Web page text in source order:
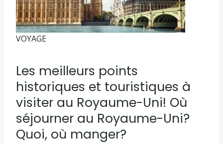
VOYAGE
Les meilleurs points
historiques et touristiques à
visiter au Royaume-Uni! Où
séjourner au Royaume-Uni?
Quoi, où manger?